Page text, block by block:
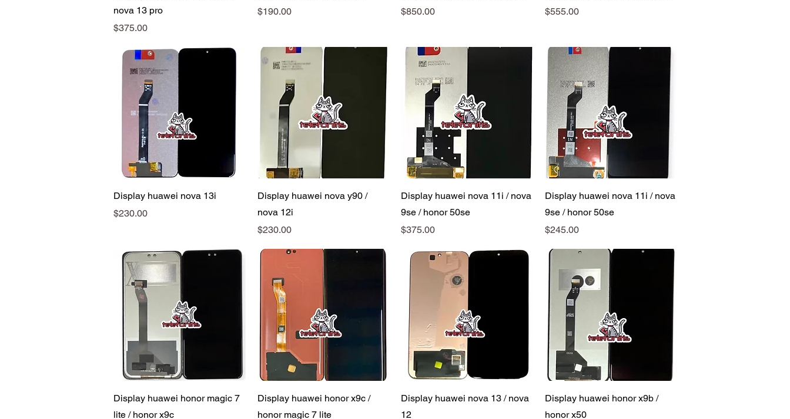
nova 13 pro
Precio
$375.00
Precio
$190.00
Precio
$850.00
Precio
$555.00
Vista rápida
Display huawei nova 13i
Precio
$230.00
Vista rápida
Display huawei nova y90 /
nova 12i
Precio
$230.00
Vista rápida
Display huawei nova 11i / nova
9se / honor 50se
Precio
$375.00
Vista rápida
Display huawei nova 11i / nova
9se / honor 50se
Precio
$245.00
Vista rápida
Display huawei honor magic 7
lite / honor x9c
Vista rápida
Display huawei honor x9c /
honor magic 7 lite
Vista rápida
Display huawei nova 13 / nova
12
Vista rápida
Display huawei honor x9b /
honor x50